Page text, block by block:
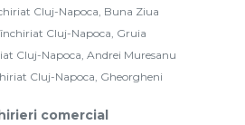
Cluj-Napoca, Buna Ziua
închiriat Cluj-Napoca, Gruia
Cluj-Napoca, Andrei Muresanu
Cluj-Napoca, Gheorgheni
comercial